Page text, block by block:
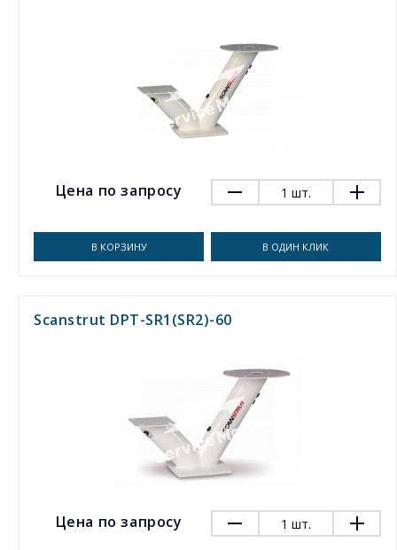
Цена по запросу 1 шт.
В КОРЗИНУ В ОДИН КЛИК
Scanstrut DPT-SR1(SR2)-60
Цена по запросу 1 шт.